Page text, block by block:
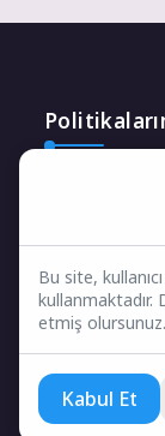
Telif Hakları
Bu site,
kullanmaktadır.
etmiş olursunuz.
Kabul Et